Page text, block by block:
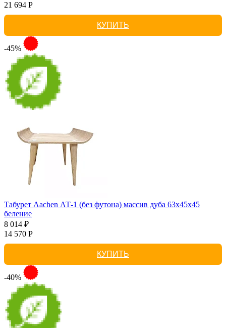
21 694 Р
КУПИТЬ
-45%
Табурет Aachen АТ-1 (без футона) массив дуба 63х45х45
беление
8 014 ₽
14 570 Р
КУПИТЬ
-40%